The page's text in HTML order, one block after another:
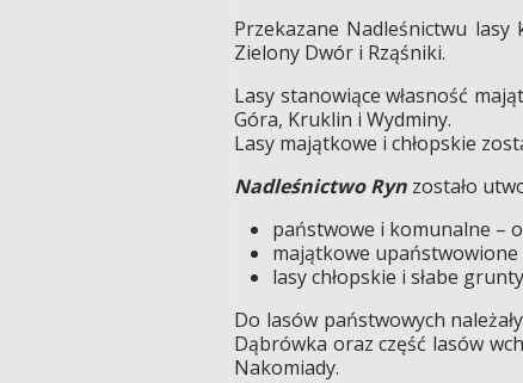
Przekazane Nadleśnictwu lasy
Zielony Dwór i Rząśniki.
Lasy stanowiące własność
Góra, Kruklin i Wydminy.
Lasy majątkowe i chłopskie
Nadleśnictwo Ryn zostało
państwowe i komunalne –
majątkowe upaństwowione
lasy chłopskie i słabe
Do lasów państwowych
Dąbrówka oraz część lasów
Nakomiady.